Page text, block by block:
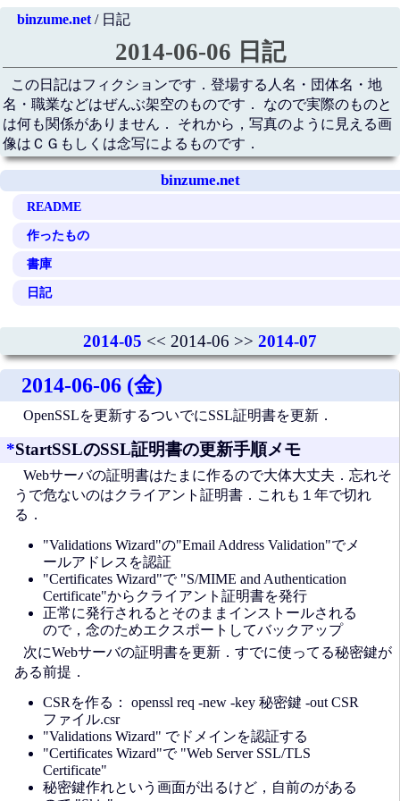
binzume.net/ 日記
2014-06-06 日記
この日記はフィクションです．登場する人名・団体名・地
名・職業などはぜんぶ架空のものです． なので実際のものと
は何も関係がありません． それから，写真のように見える画
像はＣＧもしくは念写によるものです．
binzume.net
README
作ったもの
書庫
日記
2014-05 << 2014-06 >> 2014-07
2014-06-06 (金)
OpenSSLを更新するついでにSSL証明書を更新．
*StartSSLのSSL証明書の更新手順メモ
Webサーバの証明書はたまに作るので大体大丈夫．忘れそ
うで危ないのはクライアント証明書．これも１年で切れ
る．
"Validations Wizard"の"Email Address Validation"でメ
ールアドレスを認証
"Certificates Wizard"で "S/MIME and Authentication
Certificate"からクライアント証明書を発行
正常に発行されるとそのままインストールされる
ので，念のためエクスポートしてバックアップ
次にWebサーバの証明書を更新．すでに使ってる秘密鍵が
ある前提．
CSRを作る： openssl req -new -key 秘密鍵 -out CSR
ファイル.csr
"Validations Wizard" でドメインを認証する
"Certificates Wizard"で "Web Server SSL/TLS
Certificate"
秘密鍵作れという画面が出るけど，自前のがある